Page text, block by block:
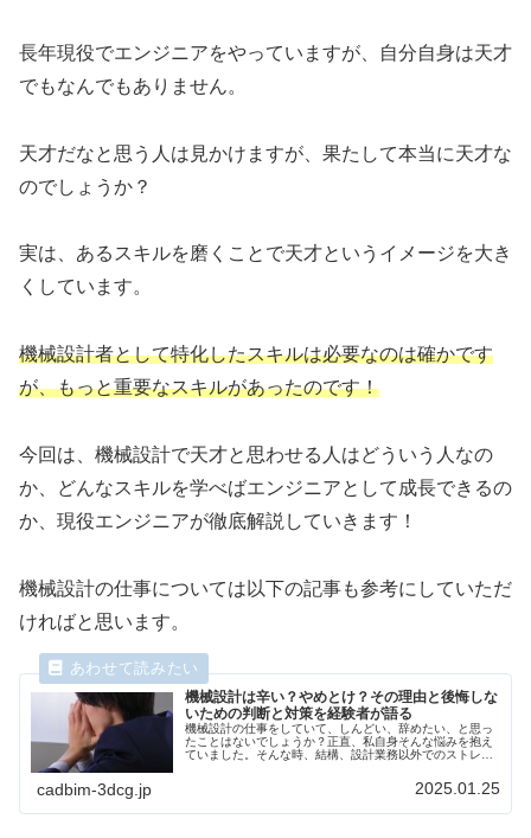
長年現役でエンジニアをやっていますが、自分自身は天才
でもなんでもありません。
天才だなと思う人は見かけますが、果たして本当に天才な
のでしょうか？
実は、あるスキルを磨くことで天才というイメージを大き
くしています。
機械設計者として特化したスキルは必要なのは確かです
が、もっと重要なスキルがあったのです！
今回は、機械設計で天才と思わせる人はどういう人なの
か、どんなスキルを学べばエンジニアとして成長できるの
か、現役エンジニアが徹底解説していきます！
機械設計の仕事については以下の記事も参考にしていただ
ければと思います。
機械設計は辛い？やめとけ？その理由と後悔しな
いための判断と対策を経験者が語る
機械設計の仕事をしていて、しんどい、辞めたい、と思っ
たことはないでしょうか？正直、私自身そんな悩みを抱え
ていました。そんな時、結構、設計業務以外でのストレス
たいと思う原因やその対処方法について具体的にアドバイ
cadbim-3dcg.jp 2025.01.25